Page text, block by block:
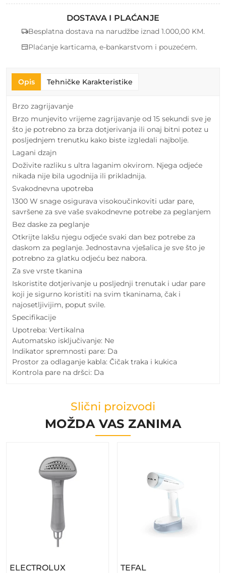
DOSTAVA I PLAĆANJE
Besplatna dostava na narudžbe iznad 1.000,00 KM.
Plaćanje karticama, e-bankarstvom i pouzećem.
Opis Tehničke Karakteristike
Brzo zagrijavanje
Brzo munjevito vrijeme zagrijavanje od 15 sekundi sve je
što je potrebno za brza dotjerivanja ili onaj bitni potez u
posljednjem trenutku kako biste izgledali najbolje.
Lagani dzajn
Doživite razliku s ultra laganim okvirom. Njega odjeće
nikada nije bila ugodnija ili prikladnija.
Svakodnevna upotreba
1300 W snage osigurava visokoučinkoviti udar pare,
savršene za sve vaše svakodnevne potrebe za peglanjem
Bez daske za peglanje
Otkrijte lakšu njegu odjeće svaki dan bez potrebe za
daskom za peglanje. Jednostavna vješalica je sve što je
potrebno za glatku odjeću bez nabora.
Za sve vrste tkanina
Iskoristite dotjerivanje u posljednji trenutak i udar pare
koji je sigurno koristiti na svim tkaninama, čak i
najosetljivijim, poput svile.
Specifikacije
Upotreba: Vertikalna
Automatsko isključivanje: Ne
Indikator spremnosti pare: Da
Prostor za odlaganje kabla: Čičak traka i kukica
Kontrola pare na dršci: Da
Slični proizvodi
MOŽDA VAS ZANIMA
ELECTROLUX – ELECTROLUX Pegla E7HS2-6UG
TEFAL